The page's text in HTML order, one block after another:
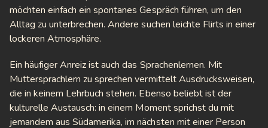
möchten einfach ein spontanes Gespräch führen, um den
Alltag zu unterbrechen. Andere suchen leichte Flirts in einer
lockeren Atmosphäre.
Ein häufiger Anreiz ist auch das Sprachenlernen. Mit
Muttersprachlern zu sprechen vermittelt Ausdrucksweisen,
die in keinem Lehrbuch stehen. Ebenso beliebt ist der
kulturelle Austausch: in einem Moment sprichst du mit
jemandem aus Südamerika, im nächsten mit einer Person
Live